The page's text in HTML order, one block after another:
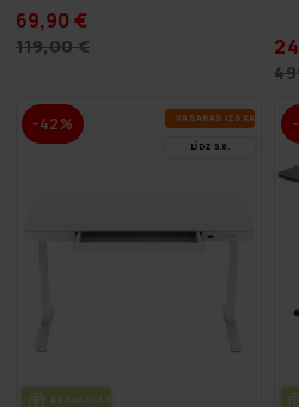
69,90 €
119,00 €
-42% VA­SA­RAS IZ­SKA­ŅA
LĪDZ 9.8.
BEZ­MAK­SAS PIE­GĀ­DE